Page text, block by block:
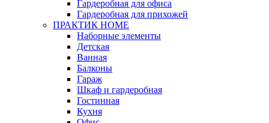
Гардеробная для офиса
Гардеробная для прихожей
ПРАКТИК HOME
Наборные элементы
Детская
Ванная
Балконы
Гараж
Шкаф и гардеробная
Гостинная
Кухня